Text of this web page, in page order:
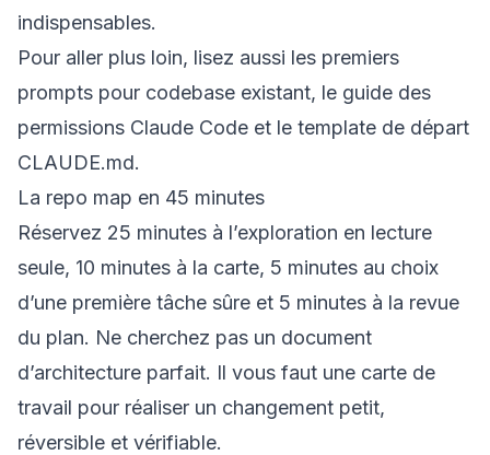
indispensables.
Pour aller plus loin, lisez aussi les premiers
prompts pour codebase existant, le guide des
permissions Claude Code et le template de départ
CLAUDE.md.
La repo map en 45 minutes
Réservez 25 minutes à l’exploration en lecture
seule, 10 minutes à la carte, 5 minutes au choix
d’une première tâche sûre et 5 minutes à la revue
du plan. Ne cherchez pas un document
d’architecture parfait. Il vous faut une carte de
travail pour réaliser un changement petit,
réversible et vérifiable.